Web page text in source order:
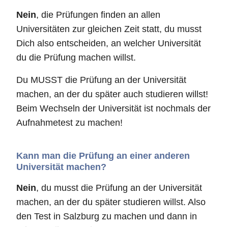
Nein, die Prüfungen finden an allen
Universitäten zur gleichen Zeit statt, du musst
Dich also entscheiden, an welcher Universität
du die Prüfung machen willst.
Du MUSST die Prüfung an der Universität
machen, an der du später auch studieren willst!
Beim Wechseln der Universität ist nochmals der
Aufnahmetest zu machen!
Kann man die Prüfung an einer anderen
Universität machen?
Nein, du musst die Prüfung an der Universität
machen, an der du später studieren willst. Also
den Test in Salzburg zu machen und dann in